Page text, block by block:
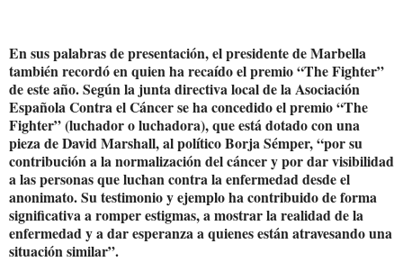
En sus palabras de presentación, el presidente de Marbella
también recordó en quien ha recaído el premio “The Fighter”
de este año. Según la junta directiva local de la Asociación
Española Contra el Cáncer se ha concedido el premio “The
Fighter” (luchador o luchadora), que está dotado con una
pieza de David Marshall, al político Borja Sémper, “por su
contribución a la normalización del cáncer y por dar visibilidad
a las personas que luchan contra la enfermedad desde el
anonimato. Su testimonio y ejemplo ha contribuido de forma
significativa a romper estigmas, a mostrar la realidad de la
enfermedad y a dar esperanza a quienes están atravesando una
situación similar”.